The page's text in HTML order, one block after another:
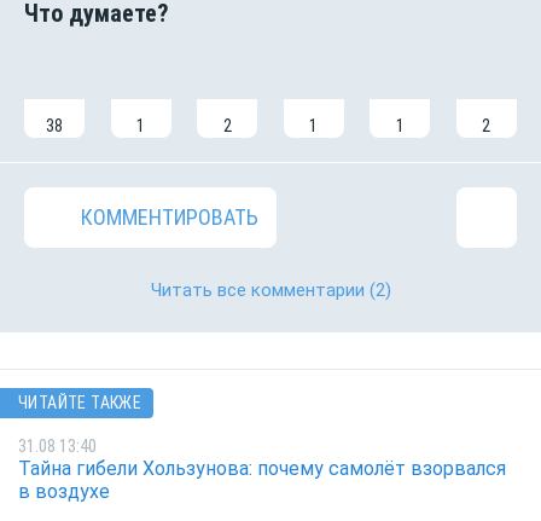
38 1 2 1 1 2
КОММЕНТИРОВАТЬ
Читать все комментарии (2)
ЧИТАЙТЕ ТАКЖЕ
31.08 13:40
Тайна гибели Хользунова: почему самолёт взорвался
в воздухе